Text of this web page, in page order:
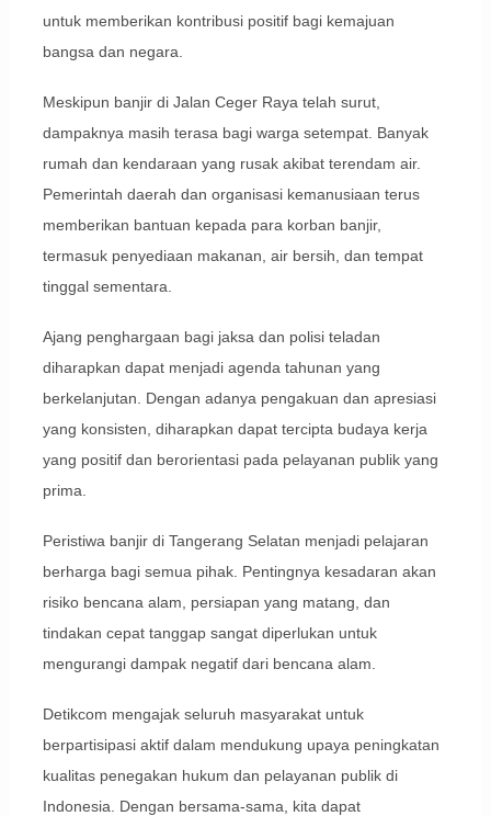
untuk memberikan kontribusi positif bagi kemajuan
bangsa dan negara.
Meskipun banjir di Jalan Ceger Raya telah surut,
dampaknya masih terasa bagi warga setempat. Banyak
rumah dan kendaraan yang rusak akibat terendam air.
Pemerintah daerah dan organisasi kemanusiaan terus
memberikan bantuan kepada para korban banjir,
termasuk penyediaan makanan, air bersih, dan tempat
tinggal sementara.
Ajang penghargaan bagi jaksa dan polisi teladan
diharapkan dapat menjadi agenda tahunan yang
berkelanjutan. Dengan adanya pengakuan dan apresiasi
yang konsisten, diharapkan dapat tercipta budaya kerja
yang positif dan berorientasi pada pelayanan publik yang
prima.
Peristiwa banjir di Tangerang Selatan menjadi pelajaran
berharga bagi semua pihak. Pentingnya kesadaran akan
risiko bencana alam, persiapan yang matang, dan
tindakan cepat tanggap sangat diperlukan untuk
mengurangi dampak negatif dari bencana alam.
Detikcom mengajak seluruh masyarakat untuk
berpartisipasi aktif dalam mendukung upaya peningkatan
kualitas penegakan hukum dan pelayanan publik di
Indonesia. Dengan bersama-sama, kita dapat